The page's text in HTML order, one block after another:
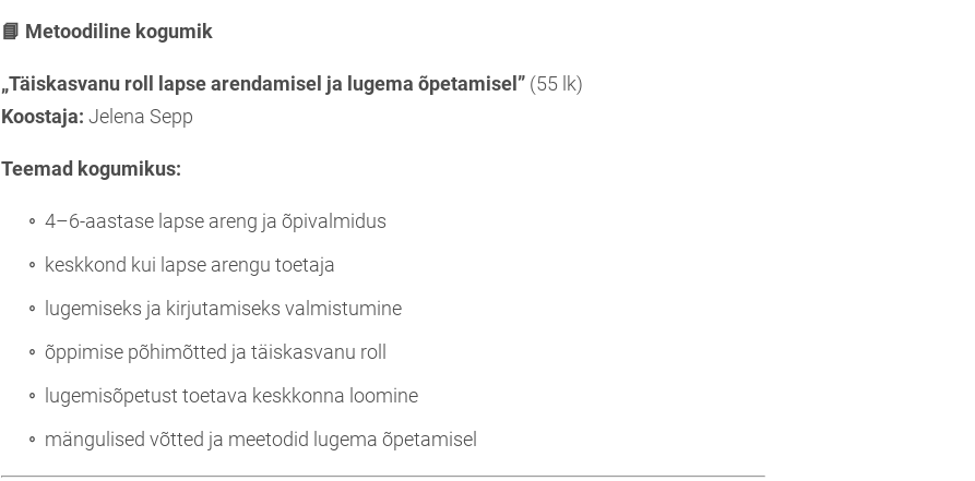
📘 Metoodiline kogumik
„Täiskasvanu roll lapse arendamisel ja lugema õpetamisel” (55 lk)
Koostaja: Jelena Sepp
Teemad kogumikus:
4–6-aastase lapse areng ja õpivalmidus
keskkond kui lapse arengu toetaja
lugemiseks ja kirjutamiseks valmistumine
õppimise põhimõtted ja täiskasvanu roll
lugemisõpetust toetava keskkonna loomine
mängulised võtted ja meetodid lugema õpetamisel